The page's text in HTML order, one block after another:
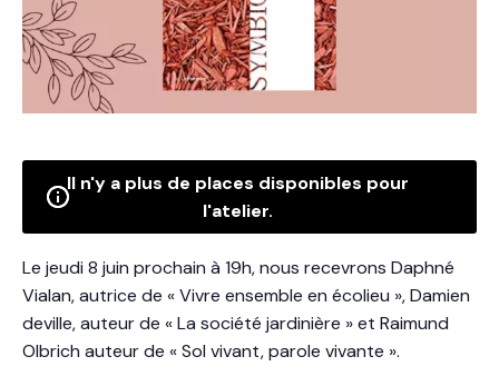
Il n'y a plus de places disponibles pour
l'atelier.
Le jeudi 8 juin prochain à 19h, nous recevrons Daphné
Vialan, autrice de « Vivre ensemble en écolieu », Damien
deville, auteur de « La société jardinière » et Raimund
Olbrich auteur de « Sol vivant, parole vivante ».